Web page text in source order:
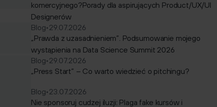
komercyjnego?Porady dla aspirujących Product/UX/UI
Designerów
Blog•29.07.2026
„Prawda z uzasadnieniem”. Podsumowanie mojego
wystąpienia na Data Science Summit 2026
Blog•29.07.2026
„Press Start” – Co warto wiedzieć o pitchingu?
Blog•23.07.2026
Nie sponsoruj cudzej iluzji: Plaga fake kursów i